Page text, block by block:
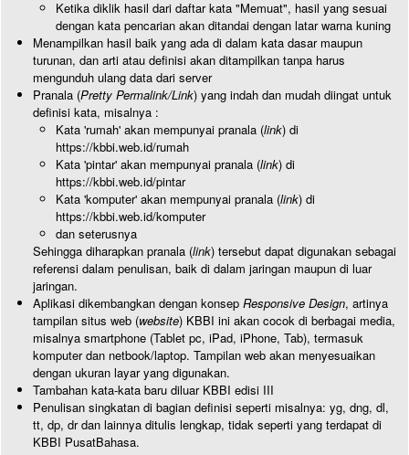
Ketika diklik hasil dari daftar kata "Memuat", hasil yang sesuai
dengan kata pencarian akan ditandai dengan latar warna kuning
Menampilkan hasil baik yang ada di dalam kata dasar maupun
turunan, dan arti atau definisi akan ditampilkan tanpa harus
mengunduh ulang data dari server
Pranala (Pretty Permalink/Link) yang indah dan mudah diingat untuk
definisi kata, misalnya :
Kata 'rumah' akan mempunyai pranala (link) di
https://kbbi.web.id/rumah
Kata 'pintar' akan mempunyai pranala (link) di
https://kbbi.web.id/pintar
Kata 'komputer' akan mempunyai pranala (link) di
https://kbbi.web.id/komputer
dan seterusnya
Sehingga diharapkan pranala (link) tersebut dapat digunakan sebagai
referensi dalam penulisan, baik di dalam jaringan maupun di luar
jaringan.
Aplikasi dikembangkan dengan konsep Responsive Design, artinya
tampilan situs web (website) KBBI ini akan cocok di berbagai media,
misalnya smartphone (Tablet pc, iPad, iPhone, Tab), termasuk
komputer dan netbook/laptop. Tampilan web akan menyesuaikan
dengan ukuran layar yang digunakan.
Tambahan kata-kata baru diluar KBBI edisi III
Penulisan singkatan di bagian definisi seperti misalnya: yg, dng, dl,
tt, dp, dr dan lainnya ditulis lengkap, tidak seperti yang terdapat di
KBBI PusatBahasa.